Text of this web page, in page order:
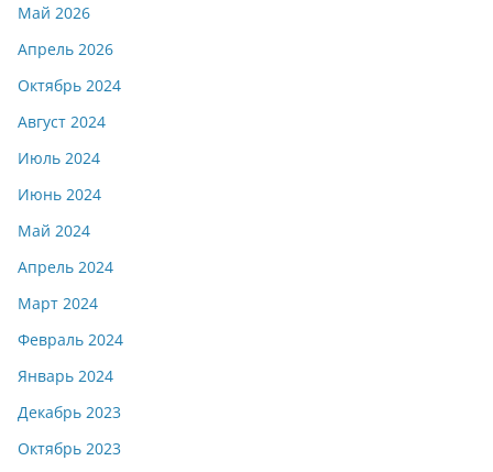
Май 2026
Апрель 2026
Октябрь 2024
Август 2024
Июль 2024
Июнь 2024
Май 2024
Апрель 2024
Март 2024
Февраль 2024
Январь 2024
Декабрь 2023
Октябрь 2023